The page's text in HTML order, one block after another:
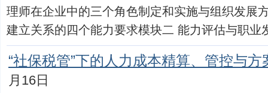
理师在企业中的三个角色制定和实施与组织发展
建立关系的四个能力要求模块二 能力评估与职业
“社保税管”下的人力成本精算、管控与方
月16日